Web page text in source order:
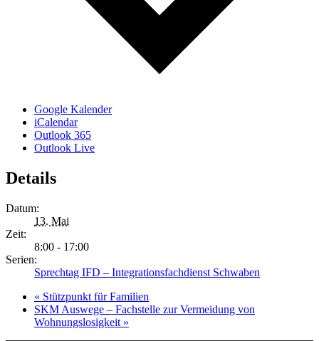
Google Kalender
iCalendar
Outlook 365
Outlook Live
Details
Datum:
13. Mai
Zeit:
8:00 - 17:00
Serien:
Sprechtag IFD – Integrationsfachdienst Schwaben
« Stützpunkt für Familien
SKM Auswege – Fachstelle zur Vermeidung von
Wohnungslosigkeit »